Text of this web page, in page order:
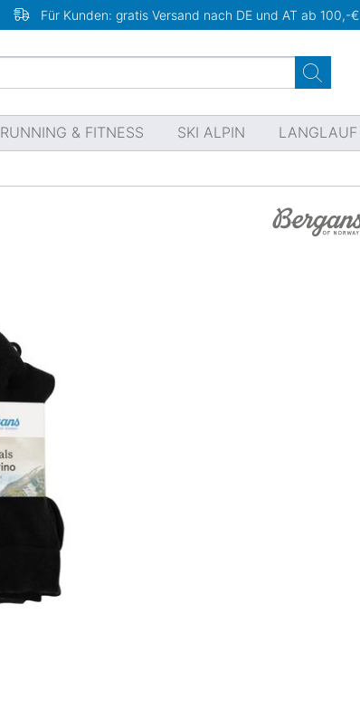
Für Kunden: gratis Versand nach DE und AT ab 100,-€
RUNNING & FITNESS SKI ALPIN LANGLAUF